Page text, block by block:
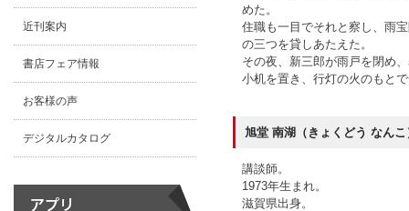
近刊案内
書店フェア情報
お客様の声
デジタルカタログ
めた。
住職も一目でそれと察し、雨
の三つを貸しあたえた。
その夜、新三郎が雨戸を閉め
小机を置き、行灯の火のもと
旭堂 南湖（きょくどう なん
講談師。
1973年生まれ。
滋賀県出身。